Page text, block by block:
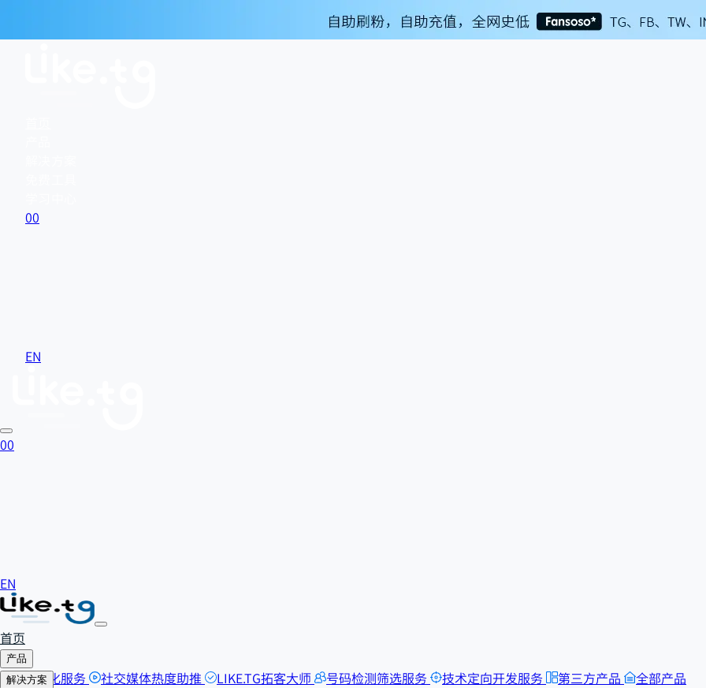
00
EN
00
EN
首页
产品
SEO优化服务 社交媒体热度助推 LIKE.TG拓客大师 号码检测筛选服务 技术定向开发服务 第三方产品 全部产品
解决方案